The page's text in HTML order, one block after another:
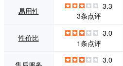
易用性
3.3
3条点评
性价比
3.0
1条点评
3.0